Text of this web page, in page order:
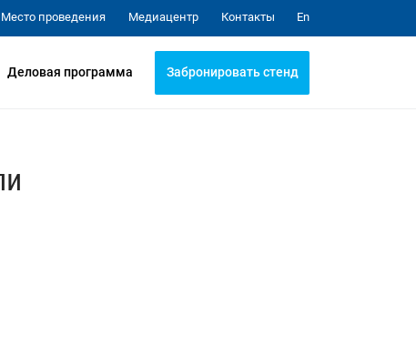
Место проведения Медиацентр Контакты En
Деловая программа Забронировать стенд